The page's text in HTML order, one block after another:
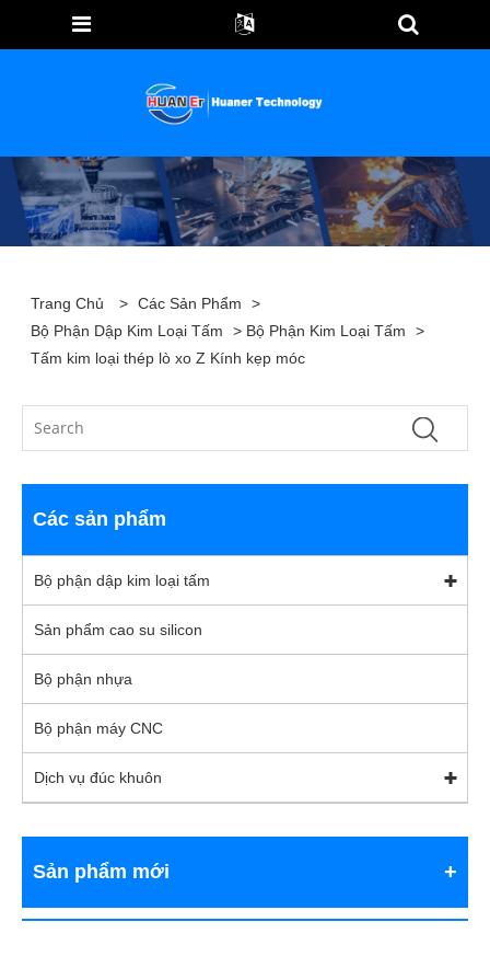
Trang Chủ > Các Sản Phẩm
>
Bộ Phận Dập Kim Loại Tấm
> Bộ Phận Kim Loại Tấm
>
Tấm kim loại thép lò xo Z Kính kẹp móc
Các sản phẩm
Bộ phận dập kim loại tấm
Sản phẩm cao su silicon
Bộ phận nhựa
Bộ phận máy CNC
Dịch vụ đúc khuôn
Sản phẩm mới